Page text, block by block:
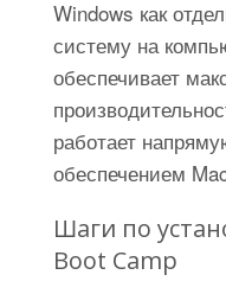
Windows как
систему на
обеспечивает
работает
обеспечением
Шаги по
Boot Camp